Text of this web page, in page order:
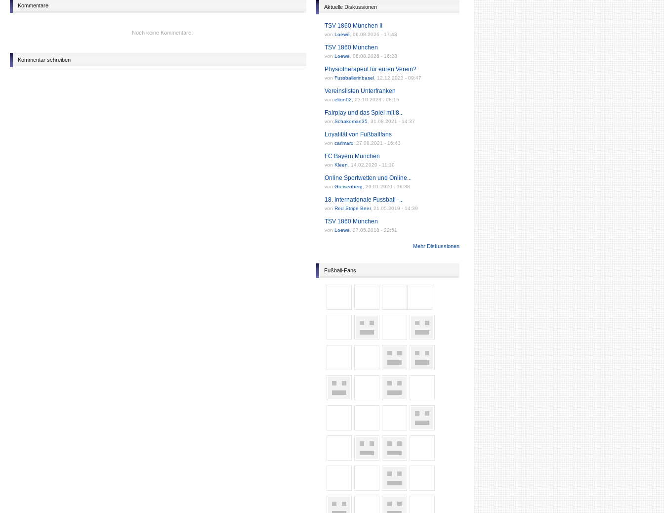
Kommentare
Noch keine Kommentare.
Kommentar schreiben
Aktuelle Diskussionen
TSV 1860 München II
von Loewe 06.08.2026 - 17:48
TSV 1860 München
von Loewe 06.08.2026 - 16:23
Physiotherapeut für euren Verein?
von Fussballerinbasel 12.12.2023 - 09:47
Vereinslisten Unterfranken
von elton02 03.10.2023 - 08:15
Fairplay und das Spiel mit 8...
von Schakoman35 31.08.2021 - 14:37
Loyalität von Fußballfans
von carlmarx 27.08.2021 - 16:43
FC Bayern München
von Kleen 14.02.2020 - 11:10
Online Sportwetten und Online...
von Greisenberg 23.01.2020 - 16:38
18. Internationale Fussball -...
von Red Stripe Beer, 21.05.2019 - 14:39
TSV 1860 München
von Loewe 27.05.2018 - 22:51
Mehr Diskussionen
Fußball-Fans